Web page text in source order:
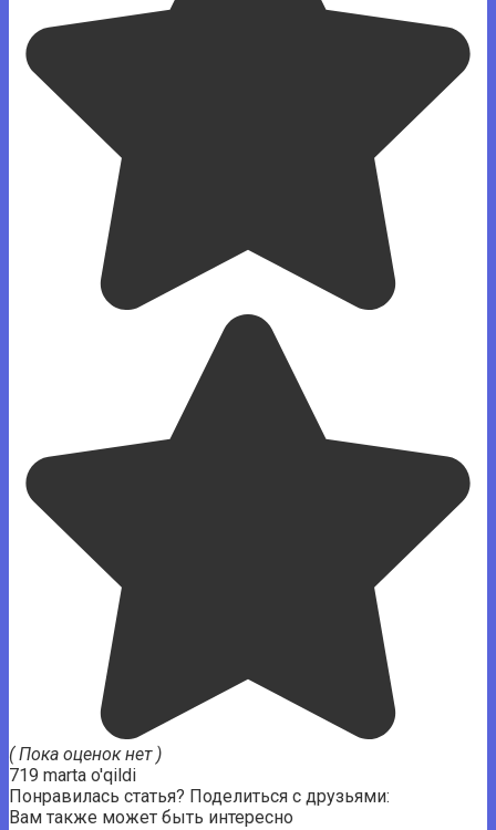
( Пока оценок нет )
719 marta o'qildi
Понравилась статья? Поделиться с друзьями:
Вам также может быть интересно